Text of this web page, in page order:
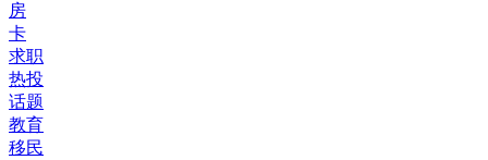
房
卡
求职
热投
话题
教育
移民